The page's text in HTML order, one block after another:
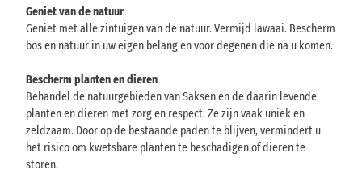
E
l
b
a
n
d
s
t
e
Geniet van de natuur
Geniet met alle zintuigen van de natuur. Vermijd lawaai. Bescherm
bos en natuur in uw eigen belang en voor degenen die na u komen.
Bescherm planten en dieren
Behandel de natuurgebieden van Saksen en de daarin levende
planten en dieren met zorg en respect. Ze zijn vaak uniek en
zeldzaam. Door op de bestaande paden te blijven, vermindert u
het risico om kwetsbare planten te beschadigen of dieren te
storen.